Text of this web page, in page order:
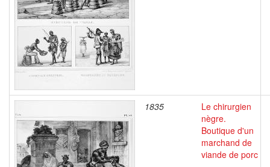
1835
Le chirurgien
nègre.
Boutique d'un
marchand de
viande de porc